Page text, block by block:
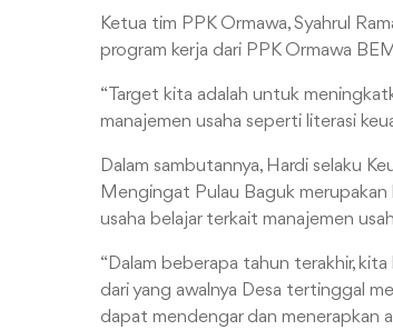
Ketua tim PPK Ormawa, Syahrul
program kerja dari PPK Ormawa
“Target kita adalah untuk
manajemen usaha seperti literasi
Dalam sambutannya, Hardi selaku
Mengingat Pulau Baguk
usaha belajar terkait manajemen
“Dalam beberapa tahun terakhir,
dari yang awalnya Desa tertinggal
dapat mendengar dan menerapkan